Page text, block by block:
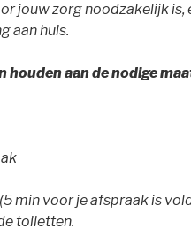
jouw zorg noodzakelijk
aan huis.
houden aan de nodige
min voor je afspraak is
toiletten.